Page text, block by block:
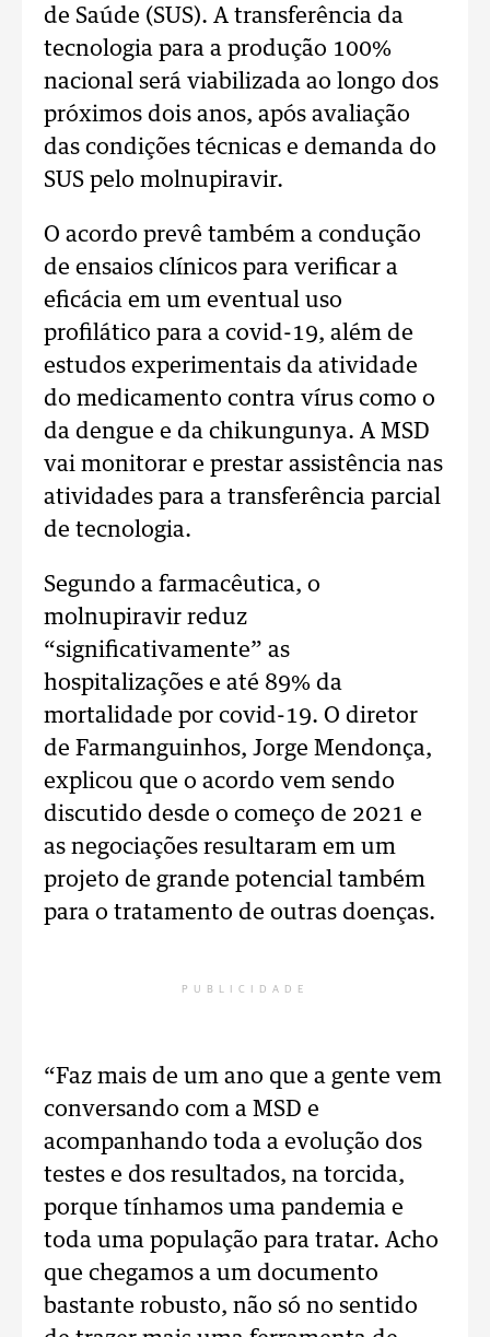
de Saúde (SUS). A transferência da
tecnologia para a produção 100%
nacional será viabilizada ao longo dos
próximos dois anos, após avaliação
das condições técnicas e demanda do
SUS pelo molnupiravir.
O acordo prevê também a condução
de ensaios clínicos para verificar a
eficácia em um eventual uso
profilático para a covid-19, além de
estudos experimentais da atividade
do medicamento contra vírus como o
da dengue e da chikungunya. A MSD
vai monitorar e prestar assistência nas
atividades para a transferência parcial
de tecnologia.
Segundo a farmacêutica, o
molnupiravir reduz
“significativamente” as
hospitalizações e até 89% da
mortalidade por covid-19. O diretor
de Farmanguinhos, Jorge Mendonça,
explicou que o acordo vem sendo
discutido desde o começo de 2021 e
as negociações resultaram em um
projeto de grande potencial também
para o tratamento de outras doenças.
PUBLICIDADE
“Faz mais de um ano que a gente vem
conversando com a MSD e
acompanhando toda a evolução dos
testes e dos resultados, na torcida,
porque tínhamos uma pandemia e
toda uma população para tratar. Acho
que chegamos a um documento
bastante robusto, não só no sentido